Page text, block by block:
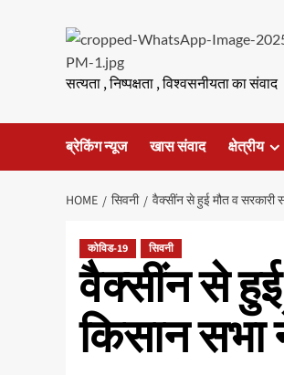
सत्यता , निष्पक्षता , विश्वसनीयता का संवाद
ब्रेकिंग न्यूज खास संवाद क्षेत्रीय
HOME सिवनी वैक्सींन से हुई मौत व सरकारी
कोविड-19 सिवनी
वैक्सींन से
किसान